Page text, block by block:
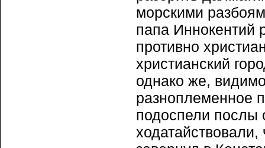
морскими
папа Иннокентий
противно
христианский
однако же,
разноплеменное
подоспели послы